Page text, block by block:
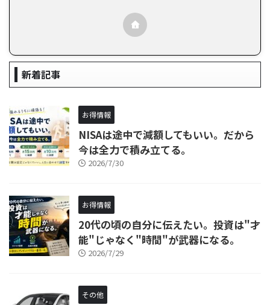
新着記事
お得情報
NISAは途中で減額してもいい。だから
今は全力で積み立てる。
2026/7/30
お得情報
20代の頃の自分に伝えたい。投資は"才
能"じゃなく"時間"が武器になる。
2026/7/29
その他